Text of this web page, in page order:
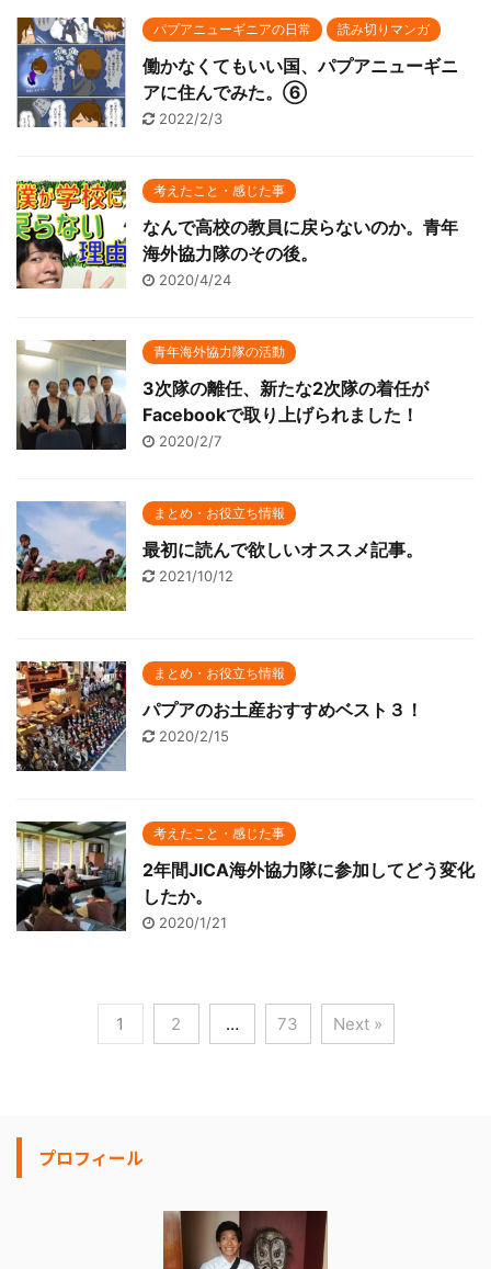
パプアニューギニアの日常 読み切りマンガ
働かなくてもいい国、パプアニューギニ
アに住んでみた。⑥
2022/2/3
考えたこと・感じた事
なんで高校の教員に戻らないのか。青年
海外協力隊のその後。
2020/4/24
青年海外協力隊の活動
3次隊の離任、新たな2次隊の着任が
Facebookで取り上げられました！
2020/2/7
まとめ・お役立ち情報
最初に読んで欲しいオススメ記事。
2021/10/12
まとめ・お役立ち情報
パプアのお土産おすすめベスト３！
2020/2/15
考えたこと・感じた事
2年間JICA海外協力隊に参加してどう変化
したか。
2020/1/21
1 2 … 73 Next »
プロフィール